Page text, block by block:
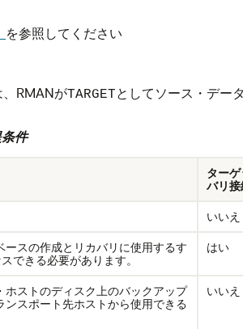
を参照してください
RMANがTARGETとしてソース・デー
件
ター
バリ
いいえ
スの作成とリカバリに使用するす
できる必要があります。
はい
ホストのディスク上のバックアップ
スポート先ホストから使用できる
いいえ